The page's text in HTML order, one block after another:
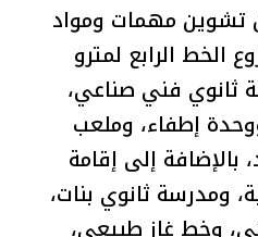
تشوين مهمات ومواد
الخط الرابع لمترو
ثانوي فني صناعي،
إطفاء، وملعب
إلى إقامة
ومدرسة ثانوي بنات،